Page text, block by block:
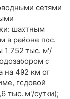
сетями
шахтным
в районе пос.
1 752 тыс. м'/
с
на 492 км от
годовой
тыс. м'/сутки);